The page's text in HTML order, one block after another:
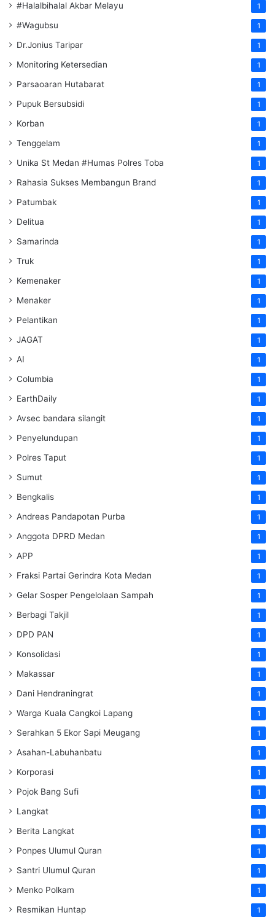
#Halalbihalal Akbar Melayu 1
#Wagubsu 1
Dr.Jonius Taripar 1
Monitoring Ketersedian 1
Parsaoaran Hutabarat 1
Pupuk Bersubsidi 1
Korban 1
Tenggelam 1
Unika St Medan #Humas Polres Toba 1
Rahasia Sukses Membangun Brand 1
Patumbak 1
Delitua 1
Samarinda 1
Truk 1
Kemenaker 1
Menaker 1
Pelantikan 1
JAGAT 1
AI 1
Columbia 1
EarthDaily 1
Avsec bandara silangit 1
Penyelundupan 1
Polres Taput 1
Sumut 1
Bengkalis 1
Andreas Pandapotan Purba 1
Anggota DPRD Medan 1
APP 1
Fraksi Partai Gerindra Kota Medan 1
Gelar Sosper Pengelolaan Sampah 1
Berbagi Takjil 1
DPD PAN 1
Konsolidasi 1
Makassar 1
Dani Hendraningrat 1
Warga Kuala Cangkoi Lapang 1
Serahkan 5 Ekor Sapi Meugang 1
Asahan-Labuhanbatu 1
Korporasi 1
Pojok Bang Sufi 1
Langkat 1
Berita Langkat 1
Ponpes Ulumul Quran 1
Santri Ulumul Quran 1
Menko Polkam 1
Resmikan Huntap 1